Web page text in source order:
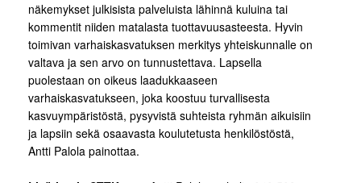
näkemykset julkisista palveluista lähinnä kuluina tai
kommentit niiden matalasta tuottavuusasteesta. Hyvin
toimivan varhaiskasvatuksen merkitys yhteiskunnalle on
valtava ja sen arvo on tunnustettava. Lapsella
puolestaan on oikeus laadukkaaseen
varhaiskasvatukseen, joka koostuu turvallisesta
kasvuympäristöstä, pysyvistä suhteista ryhmän aikuisiin
ja lapsiin sekä osaavasta koulutetusta henkilöstöstä,
Antti Palola painottaa.